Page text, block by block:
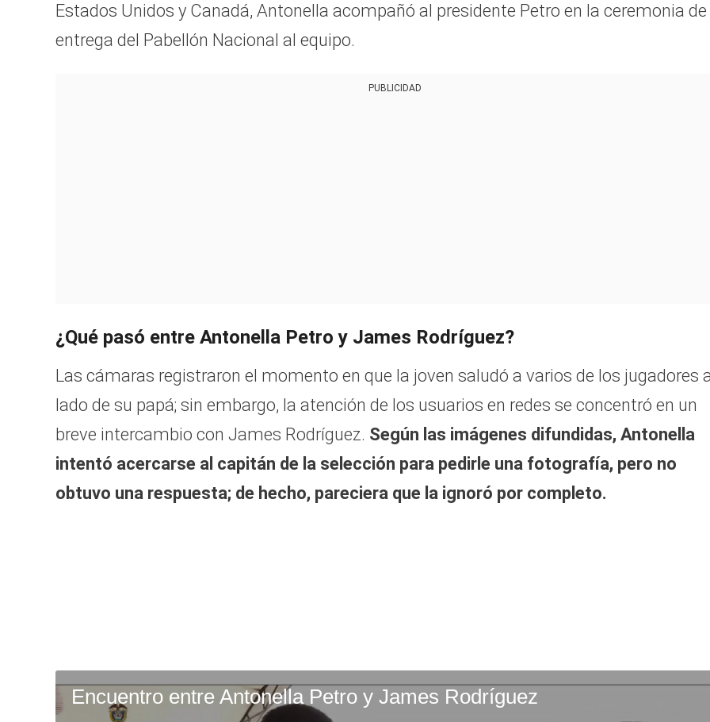
Estados Unidos y Canadá, Antonella acompañó al presidente Petro en la ceremonia de
entrega del Pabellón Nacional al equipo.
PUBLICIDAD
¿Qué pasó entre Antonella Petro y James Rodríguez?
Las cámaras registraron el momento en que la joven saludó a varios de los jugadores
lado de su papá; sin embargo, la atención de los usuarios en redes se concentró en un
breve intercambio con James Rodríguez. Según las imágenes difundidas, Antonella
intentó acercarse al capitán de la selección para pedirle una fotografía, pero no
obtuvo una respuesta; de hecho, pareciera que la ignoró por completo.
Encuentro entre Antonella Petro y James Rodríguez